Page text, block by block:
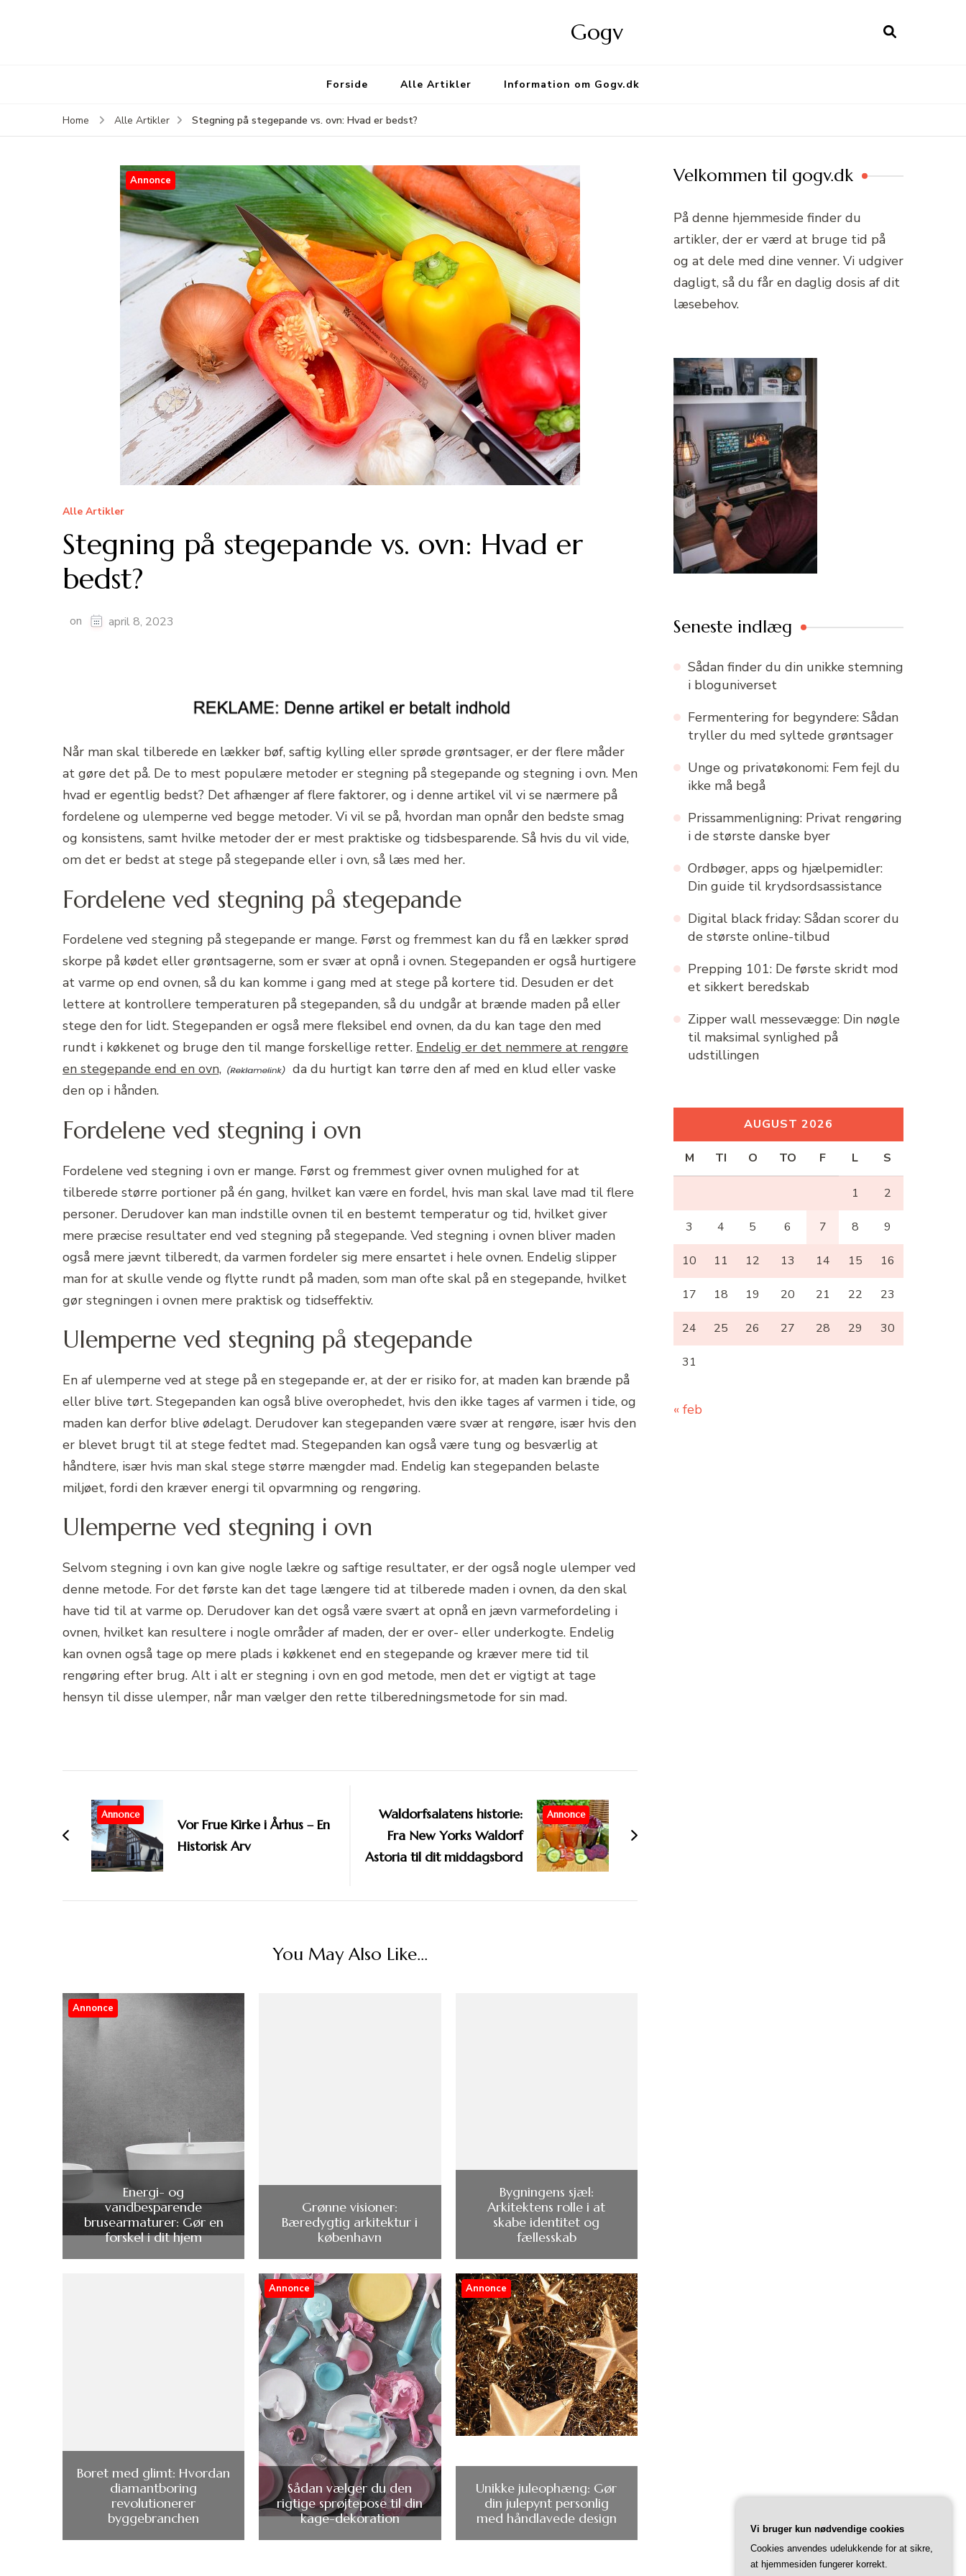
Gogv
Forside Alle Artikler Information om Gogv.dk
Home Alle Artikler Stegning på stegepande vs. ovn: Hvad er bedst?
Annonce
Alle Artikler
Stegning på stegepande vs. ovn: Hvad er
bedst?
on april 8, 2023
Når man skal tilberede en lækker bøf, saftig kylling eller sprøde grøntsager, er der flere måder
at gøre det på. De to mest populære metoder er stegning på stegepande og stegning i ovn. Men
hvad er egentlig bedst? Det afhænger af flere faktorer, og i denne artikel vil vi se nærmere på
fordelene og ulemperne ved begge metoder. Vi vil se på, hvordan man opnår den bedste smag
og konsistens, samt hvilke metoder der er mest praktiske og tidsbesparende. Så hvis du vil vide,
om det er bedst at stege på stegepande eller i ovn, så læs med her.
Fordelene ved stegning på stegepande
Fordelene ved stegning på stegepande er mange. Først og fremmest kan du få en lækker sprød
skorpe på kødet eller grøntsagerne, som er svær at opnå i ovnen. Stegepanden er også hurtigere
at varme op end ovnen, så du kan komme i gang med at stege på kortere tid. Desuden er det
lettere at kontrollere temperaturen på stegepanden, så du undgår at brænde maden på eller
stege den for lidt. Stegepanden er også mere fleksibel end ovnen, da du kan tage den med
rundt i køkkenet og bruge den til mange forskellige retter. Endelig er det nemmere at rengøre
en stegepande end en ovn,
da du hurtigt kan tørre den af med en klud eller vaske
den op i hånden.
Fordelene ved stegning i ovn
Fordelene ved stegning i ovn er mange. Først og fremmest giver ovnen mulighed for at
tilberede større portioner på én gang, hvilket kan være en fordel, hvis man skal lave mad til flere
personer. Derudover kan man indstille ovnen til en bestemt temperatur og tid, hvilket giver
mere præcise resultater end ved stegning på stegepande. Ved stegning i ovnen bliver maden
også mere jævnt tilberedt, da varmen fordeler sig mere ensartet i hele ovnen. Endelig slipper
man for at skulle vende og flytte rundt på maden, som man ofte skal på en stegepande, hvilket
gør stegningen i ovnen mere praktisk og tidseffektiv.
Ulemperne ved stegning på stegepande
En af ulemperne ved at stege på en stegepande er, at der er risiko for, at maden kan brænde på
eller blive tørt. Stegepanden kan også blive overophedet, hvis den ikke tages af varmen i tide, og
maden kan derfor blive ødelagt. Derudover kan stegepanden være svær at rengøre, især hvis den
er blevet brugt til at stege fedtet mad. Stegepanden kan også være tung og besværlig at
håndtere, især hvis man skal stege større mængder mad. Endelig kan stegepanden belaste
miljøet, fordi den kræver energi til opvarmning og rengøring.
Ulemperne ved stegning i ovn
Selvom stegning i ovn kan give nogle lækre og saftige resultater, er der også nogle ulemper ved
denne metode. For det første kan det tage længere tid at tilberede maden i ovnen, da den skal
have tid til at varme op. Derudover kan det også være svært at opnå en jævn varmefordeling i
ovnen, hvilket kan resultere i nogle områder af maden, der er over- eller underkogte. Endelig
kan ovnen også tage op mere plads i køkkenet end en stegepande og kræver mere tid til
rengøring efter brug. Alt i alt er stegning i ovn en god metode, men det er vigtigt at tage
hensyn til disse ulemper, når man vælger den rette tilberedningsmetode for sin mad.
Navigation
Annonce
Vor Frue Kirke i Århus – En
Historisk Arv
Annonce
Waldorfsalatens historie:
Fra New Yorks Waldorf
Astoria til dit middagsbord
You May Also Like...
Annonce
Energi- og
vandbesparende
brusearmaturer: Gør en
forskel i dit hjem
Grønne visioner:
Bæredygtig arkitektur i
københavn
Bygningens sjæl:
Arkitektens rolle i at
skabe identitet og
fællesskab
Boret med glimt: Hvordan
diamantboring
revolutionerer
byggebranchen
Annonce
Sådan vælger du den
rigtige sprøjtepose til din
kage-dekoration
Annonce
Unikke juleophæng: Gør
din julepynt personlig
med håndlavede design
Velkommen til gogv.dk
På denne hjemmeside finder du
artikler, der er værd at bruge tid på
og at dele med dine venner. Vi udgiver
dagligt, så du får en daglig dosis af dit
læsebehov.
Seneste indlæg
Sådan finder du din unikke stemning
i bloguniverset
Fermentering for begyndere: Sådan
tryller du med syltede grøntsager
Unge og privatøkonomi: Fem fejl du
ikke må begå
Prissammenligning: Privat rengøring
i de største danske byer
Ordbøger, apps og hjælpemidler:
Din guide til krydsordsassistance
Digital black friday: Sådan scorer du
de største online-tilbud
Prepping 101: De første skridt mod
et sikkert beredskab
Zipper wall messevægge: Din nøgle
til maksimal synlighed på
udstillingen
AUGUST 2026
M TI O TO F L S
1 2
3 4 5 6 7 8 9
10 11 12 13 14 15 16
17 18 19 20 21 22 23
24 25 26 27 28 29 30
31
« feb
Vi bruger kun nødvendige cookies
Cookies anvendes udelukkende for at sikre,
at hjemmesiden fungerer korrekt.